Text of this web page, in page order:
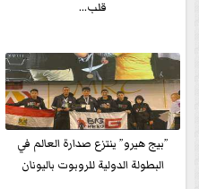
قلب...
”بيج هيرو” ينتزع صدارة العالم في
البطولة الدولية للروبوت باليونان